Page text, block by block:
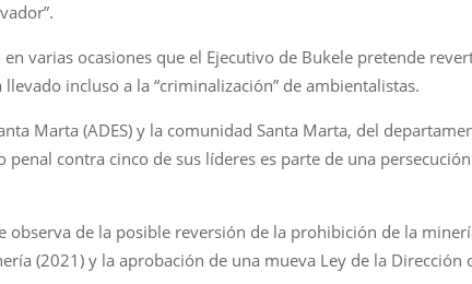
varias ocasiones que el Ejecutivo de Bukele pretende
incluso a la “criminalización” de ambientalistas.
Marta (ADES) y la comunidad Santa Marta, del
contra cinco de sus líderes es parte de una
observa de la posible reversión de la prohibición de la
(2021) y la aprobación de una mueva Ley de la Dirección